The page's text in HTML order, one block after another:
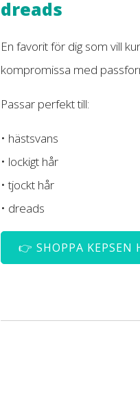
dreads
En favorit för dig som vill
kompromissa med
Passar perfekt till:
• hästsvans
• lockigt hår
• tjockt hår
• dreads
👉 SHOPPA KEPSEN